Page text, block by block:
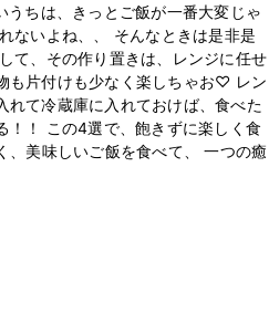
うちは、きっとご飯が一番大変じゃ
ないよね、、 そんなときは是非是
て、その作り置きは、レンジに任せ
も片付けも少なく楽しちゃお♡ レン
れて冷蔵庫に入れておけば、食べた
！！ この4選で、飽きずに楽しく食
、美味しいご飯を食べて、 一つの癒